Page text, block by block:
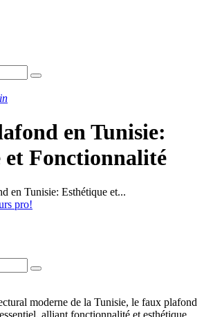
en Tunisie:
et Fonctionnalité
en Tunisie: Esthétique et...
pro!
moderne de la Tunisie, le faux plafond
alliant fonctionnalité et esthétique